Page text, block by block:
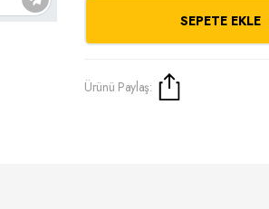
SEPETE EKLE
Ürünü Paylaş: